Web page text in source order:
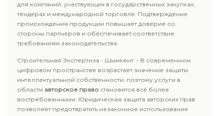
для компаний, участвующих в государственных закупках,
тендерах и международной торговле. Подтверждение
происхождения продукции повышает доверие со
стороны партнеров и обеспечивает соответствие
требованиям законодательства.
Строительная Экспертиза - Шымкент - В современном
цифровом пространстве возрастает значение защиты
интеллектуальной собственности, поэтому услуги в
области авторское право становятся всё более
востребованными. Юридическая защита авторских прав
позволяет предотвратить незаконное использование